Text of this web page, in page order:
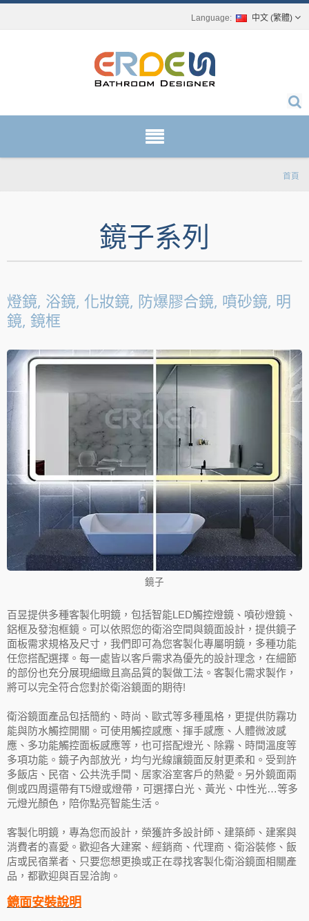
中文 (繁體)
首頁
鏡子系列
燈鏡, 浴鏡, 化妝鏡, 防爆膠合鏡, 噴砂鏡, 明
鏡, 鏡框
鏡子
百昱提供多種客製化明鏡，包括智能LED觸控燈鏡、噴砂燈鏡、
鋁框及發泡框鏡。可以依照您的衛浴空間與鏡面設計，提供鏡子
面板需求規格及尺寸，我們即可為您客製化專屬明鏡，多種功能
任您搭配選擇。每一處皆以客戶需求為優先的設計理念，在細節
的部份也充分展現細緻且高品質的製做工法。客製化需求製作，
將可以完全符合您對於衛浴鏡面的期待!
衛浴鏡面產品包括簡約、時尚、歐式等多種風格，更提供防霧功
能與防水觸控開關。可使用觸控感應、揮手感應、人體微波感
應、多功能觸控面板感應等，也可搭配燈光、除霧、時間溫度等
多項功能。鏡子內部放光，均勻光線讓鏡面反射更柔和。受到許
多飯店、民宿、公共洗手間、居家浴室客戶的熱愛。另外鏡面兩
側或四周還帶有T5燈或燈帶，可選擇白光、黃光、中性光…等多
元燈光顏色，陪你點亮智能生活。
客製化明鏡，專為您而設計，榮獲許多設計師、建築師、建案與
消費者的喜愛。歡迎各大建案、經銷商、代理商、衛浴裝修、飯
店或民宿業者、只要您想更換或正在尋找客製化衛浴鏡面相關產
品，都歡迎與百昱洽詢。
鏡面安裝說明